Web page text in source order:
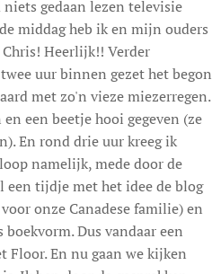
gedaan lezen televisie
middag heb ik en mijn ouders
Heerlijk!! Verder
uur binnen gezet het begon
met zo'n vieze miezerregen.
een beetje hooi gegeven (ze
En rond drie uur kreeg ik
namelijk, mede door de
een tijdje met het idee de blog
onze Canadese familie) en
Dus vandaar een
Floor. En nu gaan we kijken